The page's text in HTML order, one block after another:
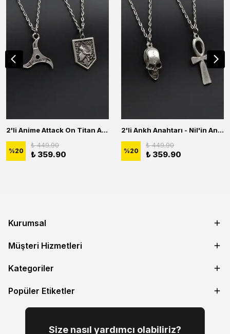
2'li Anime Attack On Titan Acrylic Maria Anime Naruto Erkek Kadın Kolye Seti
%20
₺ 449.90
₺ 359.90
2'li Ankh Anahtarı - Nil'in Anahtarı - Kuru Kafa Erkek Kadın Kolye Seti
%20
₺ 449.90
₺ 359.90
Kurumsal
Müşteri Hizmetleri
Kategoriler
Popüler Etiketler
Size nasıl yardımcı olabiliriz?